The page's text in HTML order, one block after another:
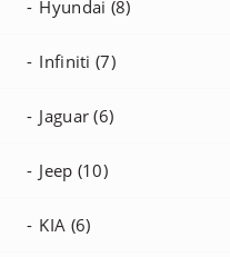
Hyundai (8)
Infiniti (7)
Jaguar (6)
Jeep (10)
KIA (6)